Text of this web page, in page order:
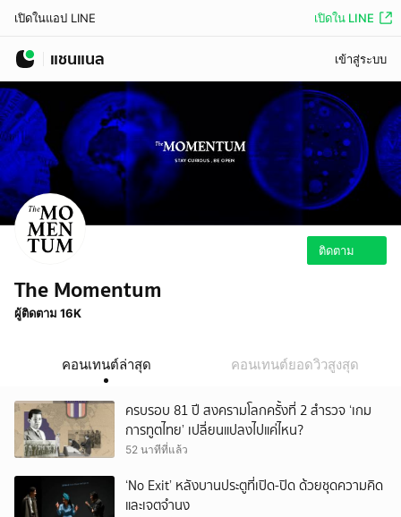
เปิดในแอป LINE เปิดใน LINE
แชนแนล เข้าสู่ระบบ
ติดตาม
The Momentum
ผู้ติดตาม 16K
คอนเทนต์ล่าสุด คอนเทนต์ยอดวิวสูงสุด
ครบรอบ 81 ปี สงครามโลกครั้งที่ 2 สำรวจ ‘เกม
การทูตไทย’ เปลี่ยนแปลงไปแค่ไหน?
52 นาทีที่แล้ว
‘No Exit’ หลังบานประตูที่เปิด-ปิด ด้วยชุดความคิด
และเจตจำนง